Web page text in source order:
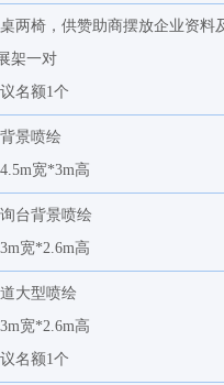
司
公司
司
司
司
两椅，供赞助商摆放企业资料
架一对
名额1个
景喷绘
宽*3m高
台背景喷绘
宽*2.6m高
大型喷绘
宽*2.6m高
名额1个